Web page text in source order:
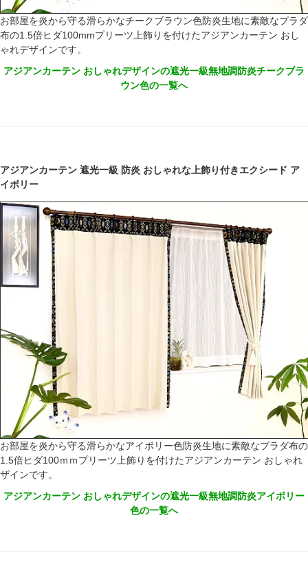
お部屋を炎から守る滑らかなチークブラウン色防炎生地に素敵なプラダ
布の1.5倍ヒダ100mmプリーツ上飾りを付けたアジアンカーテン おし
ゃれデザインです。
アジアンカーテン おしゃれデザインの遮光一級無地調防炎チークブラ
ウン色の一覧へ
アジアンカーテン 遮光一級 防炎 おしゃれな上飾り付きエクシード ア
イボリー
お部屋を炎から守る滑らかなアイボリー色防炎生地に素敵なプラダ布の
1.5倍ヒダ100ｍｍプリーツ上飾りを付けたアジアンカーテン おしゃれ
ザインです。
アジアンカーテン おしゃれデザインの遮光一級無地調防炎アイボリー
色の一覧へ